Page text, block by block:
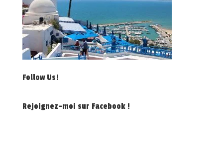
Follow Us!
Rejoignez-moi sur Facebook !